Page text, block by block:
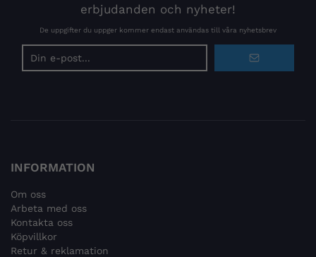
erbjudanden och nyheter!
De uppgifter du uppger kommer endast användas till våra nyhetsbrev
INFORMATION
Om oss
Arbeta med oss
Kontakta oss
Köpvillkor
Retur & reklamation